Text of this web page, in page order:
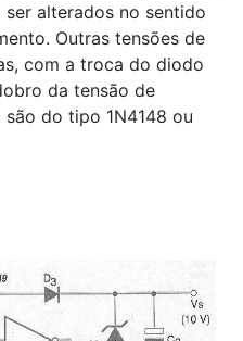
alterados no sentido
Outras tensões de
com a troca do diodo
da tensão de
do tipo 1N4148 ou